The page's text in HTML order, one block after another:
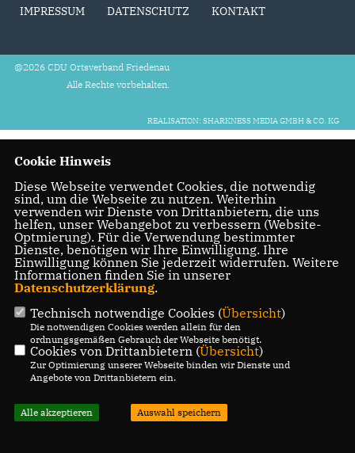
IMPRESSUM DATENSCHUTZ KONTAKT
@2026 CDU Ortsverband Friedenau
Alle Rechte vorbehalten.
REALISATION: SHARKNESS MEDIA GMBH & CO. KG
Cookie Hinweis
Diese Webseite verwendet Cookies, die notwendig
sind, um die Webseite zu nutzen. Weiterhin
verwenden wir Dienste von Drittanbietern, die uns
helfen, unser Webangebot zu verbessern (Website-
Optmierung). Für die Verwendung bestimmter
Dienste, benötigen wir Ihre Einwilligung. Ihre
Einwilligung können Sie jederzeit widerrufen. Weitere
Informationen finden Sie in unserer
Datenschutzerklärung.
Technisch notwendige Cookies (Übersicht)
Die notwendigen Cookies werden allein für den
ordnungsgemäßen Gebrauch der Webseite benötigt.
Cookies von Drittanbietern (Übersicht)
Zur Optimierung unserer Webseite binden wir Dienste und
Angebote von Drittanbietern ein.
Alle akzeptieren Auswahl speichern